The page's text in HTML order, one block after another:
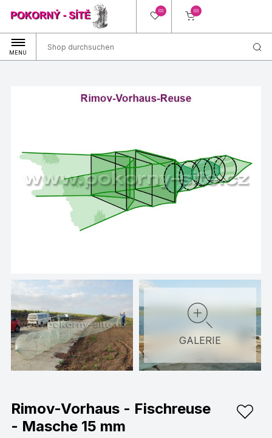
(0) (0)
MENU
GALERIE
Rimov-Vorhaus - Fischreuse
- Masche 15 mm